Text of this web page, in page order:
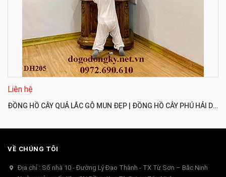
Liên hệ
ĐỒNG HỒ CÂY QUẢ LẮC GỖ MUN ĐẸP | ĐỒNG HỒ CÂY PHÚ HẢI DH205
VỀ CHÚNG TÔI
Địa chỉ : Số nhà 10 - Đường Lý Đạo Thành - TX Từ Sơn – Băc Ninh